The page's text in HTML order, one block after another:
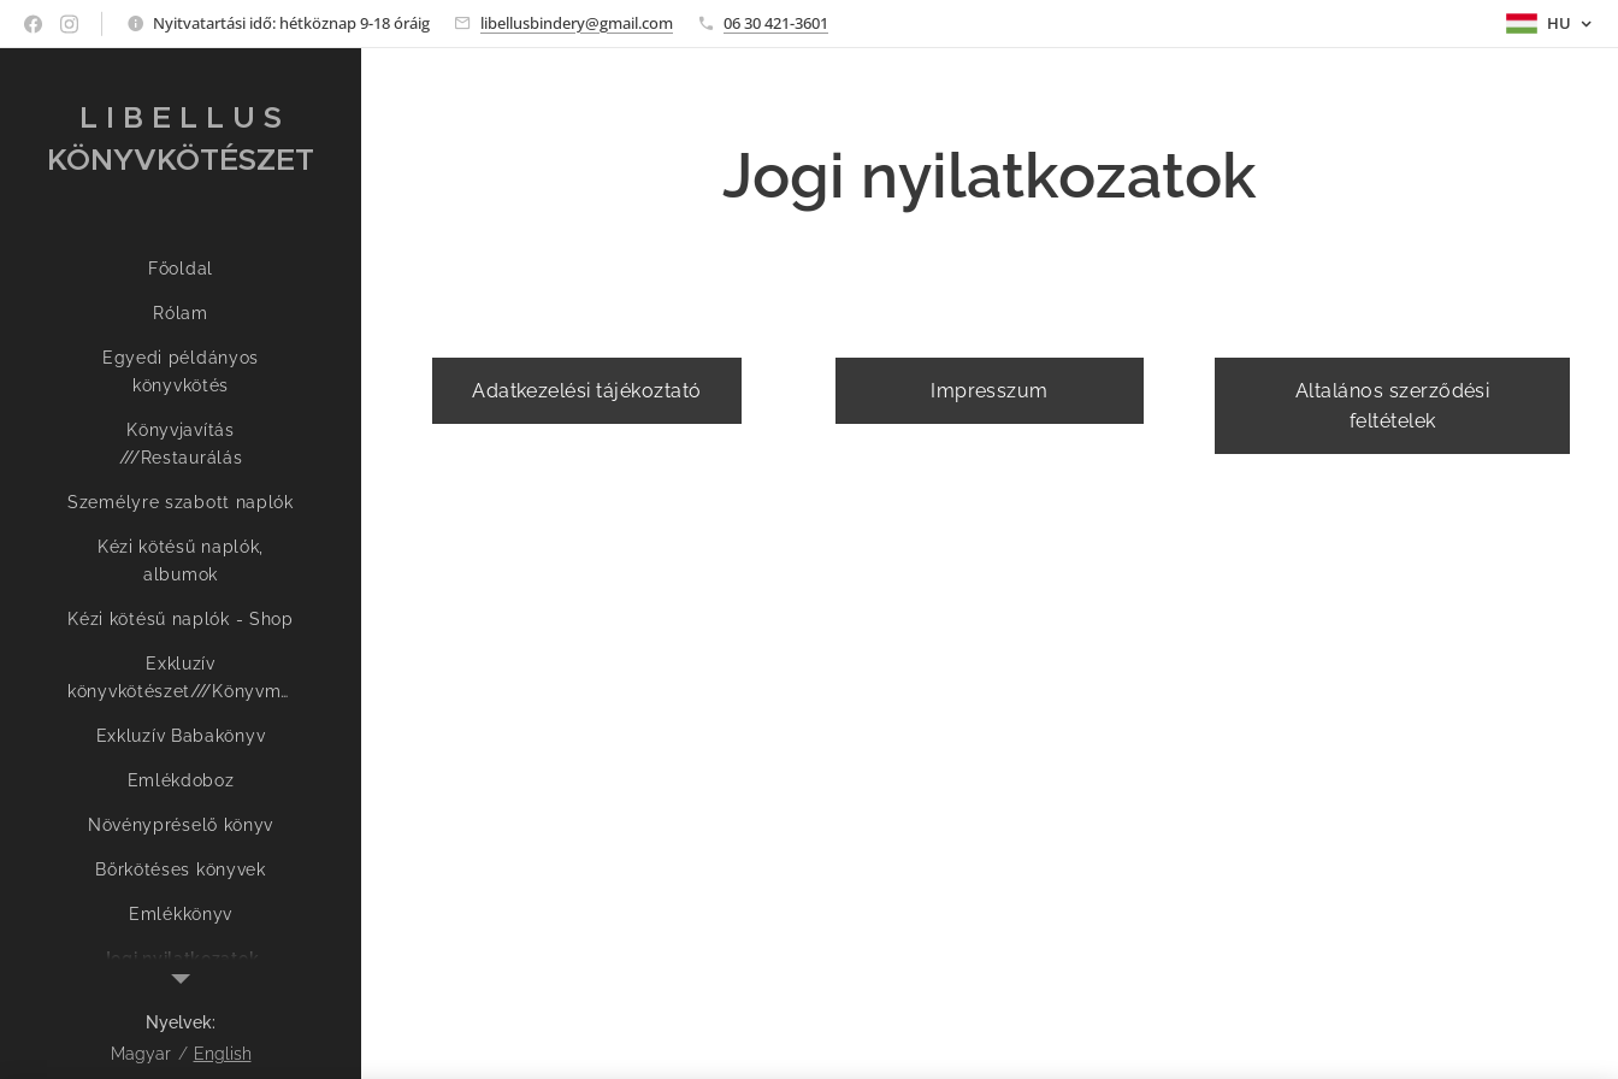
Nyitvatartási idő: hétköznap 9-18 óráig libellusbindery@gmail.com 06 30 421-3601 HU
L I B E L L U S
KÖNYVKÖTÉSZET
Főoldal
Rólam
Egyedi példányos
könyvkötés
Könyvjavítás
///Restaurálás
Személyre szabott naplók
Kézi kötésű naplók,
albumok
Kézi kötésű naplók - Shop
Exkluzív
könyvkötészet///Könyvművészet
Exkluzív Babakönyv
Emlékdoboz
Növénypréselő könyv
Bőrkötéses könyvek
Emlékkönyv
Jogi nyilatkozatok
Jogi nyilatkozatok
Adatkezelési tájékoztató Impresszum
Altalános szerződési
feltételek
Nyelvek
Magyar
English